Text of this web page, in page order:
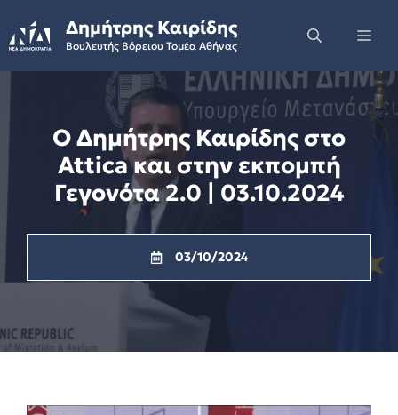
to
content
Δημήτρης Καιρίδης
Βουλευτής Βόρειου Τομέα Αθήνας
Ο Δημήτρης Καιρίδης στο
Attica και στην εκπομπή
Γεγονότα 2.0 | 03.10.2024
03/10/2024